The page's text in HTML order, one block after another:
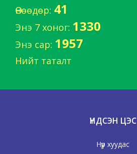
Өнөөдөр: 41
Энэ 7 хоног: 1330
Энэ сар: 1957
Нийт таталт
ҮНДСЭН ЦЭС
Нүүр хуудас